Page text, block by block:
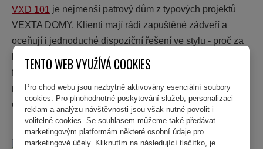
VXD 101 je nejmenší patrový dům z typových projektů
VEXTA DOMY. Klienti mají rádi zapuštěné zádveří a
oceňují i jednoduché dispoziční řešení ve stylu - proč za
každou cenu vymýšlet něco nového, když klasika
funguje? V neposlední řadě zde zaujme jeho
nadstandardní dřevěná fasáda – dům se vzhledově
opravdu povedl!
TENTO WEB VYUŽÍVÁ COOKIES
Pro chod webu jsou nezbytně aktivovány esenciální soubory
cookies. Pro plnohodnotné poskytování služeb, personalizaci
reklam a analýzu návštěvnosti jsou však nutné povolit i
volitelné cookies. Se souhlasem můžeme také předávat
marketingovým platformám některé osobní údaje pro
marketingové účely. Kliknutím na následující tlačítko, je